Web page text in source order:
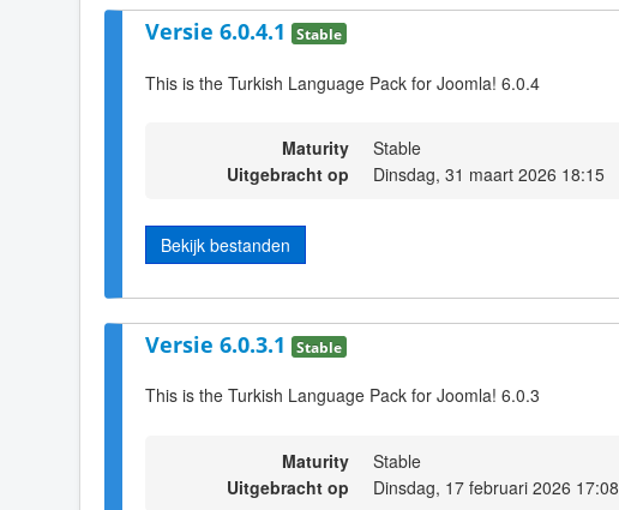
Versie 6.0.4.1 Stable
This is the Turkish Language Pack for Joomla! 6.0.4
Maturity
Stable
Uitgebracht op
Dinsdag, 31 maart 2026 18:15
Bekijk bestanden
Versie 6.0.3.1 Stable
This is the Turkish Language Pack for Joomla! 6.0.3
Maturity
Stable
Uitgebracht op
Dinsdag, 17 februari 2026 17:08